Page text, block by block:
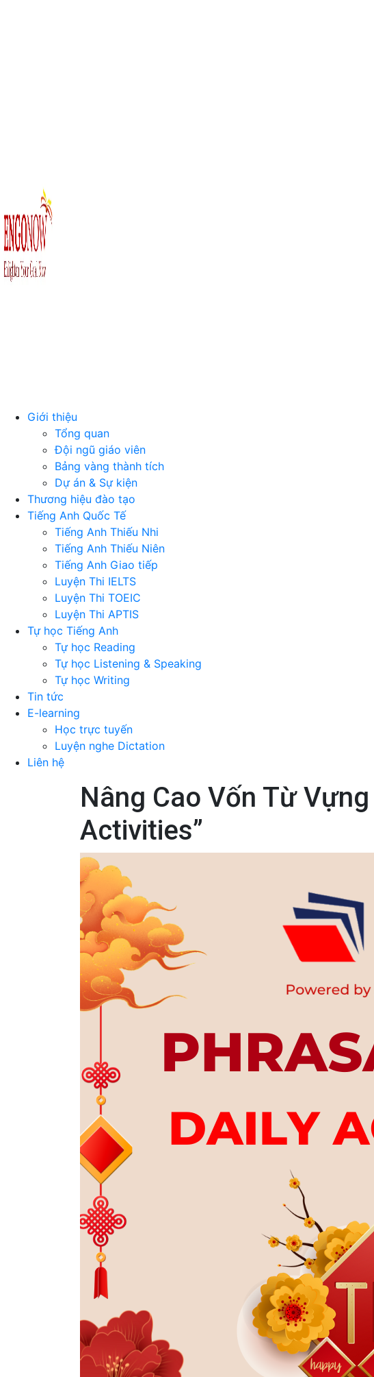
Giới thiệu
Tổng quan
Đội ngũ giáo viên
Bảng vàng thành tích
Dự án & Sự kiện
Thương hiệu đào tạo
Tiếng Anh Quốc Tế
Tiếng Anh Thiếu Nhi
Tiếng Anh Thiếu Niên
Tiếng Anh Giao tiếp
Luyện Thi IELTS
Luyện Thi TOEIC
Luyện Thi APTIS
Tự học Tiếng Anh
Tự học Reading
Tự học Listening & Speaking
Tự học Writing
Tin tức
E-learning
Học trực tuyến
Luyện nghe Dictation
Liên hệ
Nâng Cao Vốn Từ
Activities”